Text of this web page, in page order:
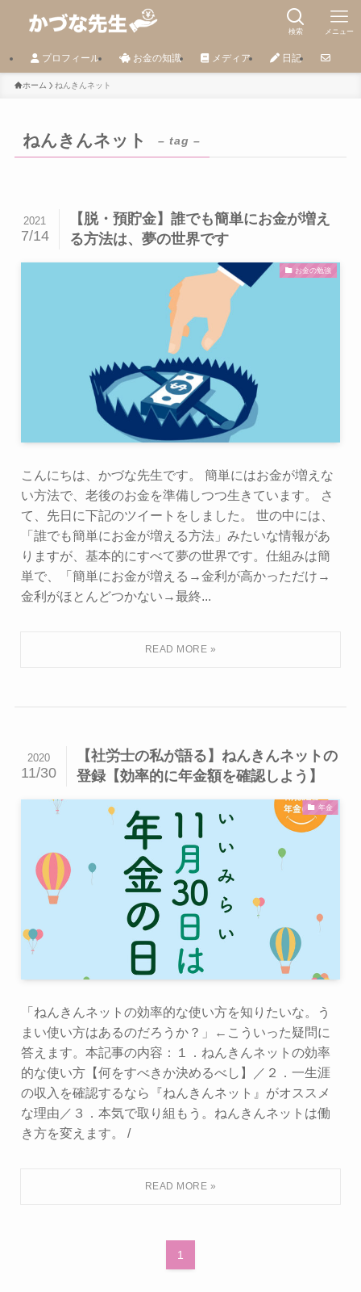
検索 メニュー
プロフィール お金の知識 メディア 日記
ホーム ねんきんネット
ねんきんネット – tag –
【脱・預貯金】誰でも簡単にお金が増え
る方法は、夢の世界です
2021
7/14
お金の勉強
こんにちは、かづな先生です。 簡単にはお金が増えな
い方法で、老後のお金を準備しつつ生きています。 さ
て、先日に下記のツイートをしました。 世の中には、
「誰でも簡単にお金が増える方法」みたいな情報があ
りますが、基本的にすべて夢の世界です。仕組みは簡
単で、「簡単にお金が増える→金利が高かっただけ→
金利がほとんどつかない→最終...
【社労士の私が語る】ねんきんネットの
登録【効率的に年金額を確認しよう】
2020
11/30
年金
「ねんきんネットの効率的な使い方を知りたいな。う
まい使い方はあるのだろうか？」←こういった疑問に
答えます。本記事の内容：１．ねんきんネットの効率
的な使い方【何をすべきか決めるべし】／２．一生涯
の収入を確認するなら『ねんきんネット』がオススメ
な理由／３．本気で取り組もう。ねんきんネットは働
き方を変えます。 /
1